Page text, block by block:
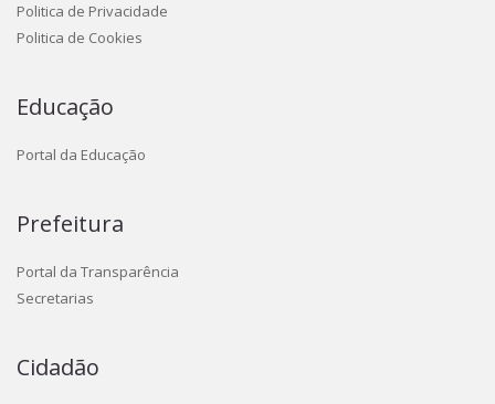
Politica de Privacidade
Politica de Cookies
Educação
Portal da Educação
Prefeitura
Portal da Transparência
Secretarias
Cidadão